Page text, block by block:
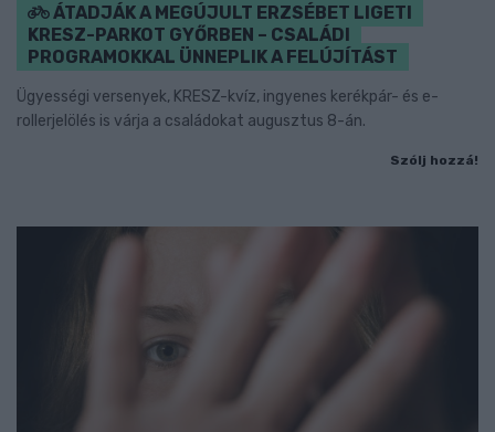
ÁTADJÁK A MEGÚJULT ERZSÉBET LIGETI
KRESZ-PARKOT GYŐRBEN – CSALÁDI
PROGRAMOKKAL ÜNNEPLIK A FELÚJÍTÁST
Ügyességi versenyek, KRESZ-kvíz, ingyenes kerékpár- és e-
rollerjelölés is várja a családokat augusztus 8-án.
Szólj hozzá!